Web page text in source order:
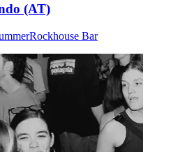
(AT)
Rockhouse Bar